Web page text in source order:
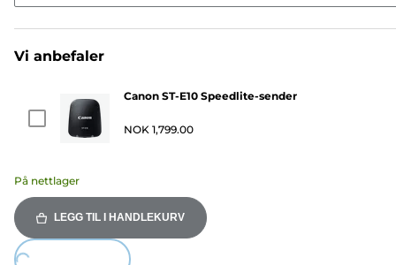
Vi anbefaler
Canon ST-E10 Speedlite-sender
NOK 1,799.00
På nettlager
LEGG TIL I HANDLEKURV
Loading...